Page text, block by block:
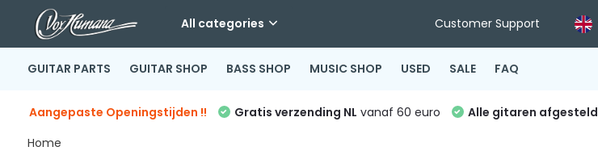
All categories Customer Support
GUITAR PARTS GUITAR SHOP BASS SHOP MUSIC SHOP USED SALE FAQ
Aangepaste Openingstijden !! Gratis verzending NL vanaf 60 euro Alle gitaren afgesteld
Home